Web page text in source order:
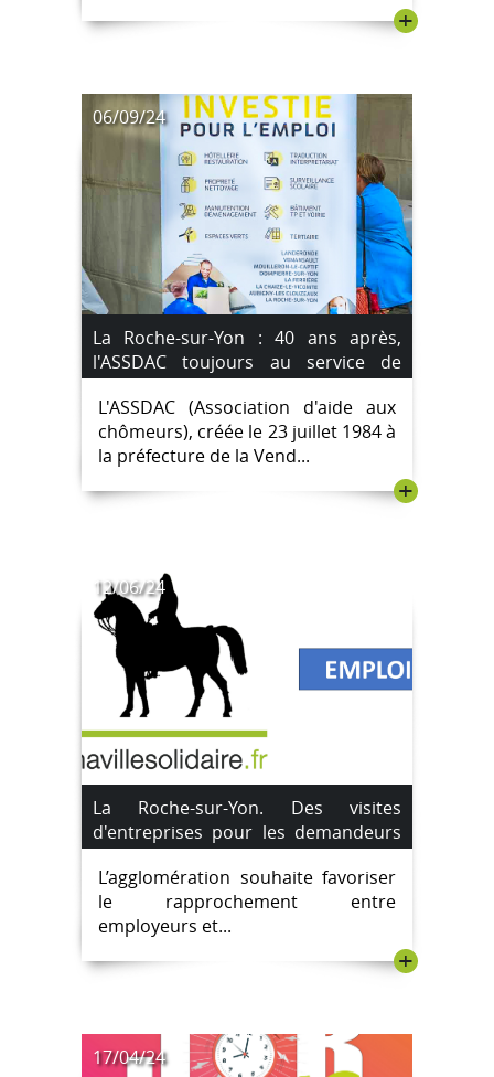
+
06/09/24
La Roche-sur-Yon : 40 ans après,
l'ASSDAC toujours au service de
l'insertion.
L'ASSDAC (Association d'aide aux
chômeurs), créée le 23 juillet 1984 à
la préfecture de la Vend...
+
12/06/24
La Roche-sur-Yon. Des visites
d'entreprises pour les demandeurs
d'emploi
L’agglomération souhaite favoriser
le rapprochement entre
employeurs et...
+
17/04/24